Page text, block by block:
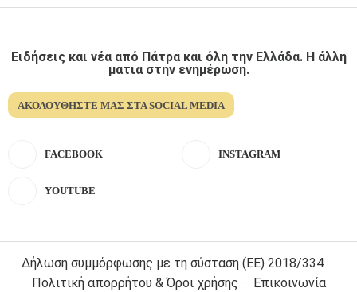
Ειδήσεις και νέα από Πάτρα και όλη την Ελλάδα. Η άλλη
ματια στην ενημέρωση.
ΑΚΟΛΟΥΘΉΣΤΕ ΜΑΣ ΣΤΑ SOCIAL MEDIA
FACEBOOK INSTAGRAM
YOUTUBE
Δήλωση συμμόρφωσης με τη σύσταση (ΕΕ) 2018/334
Πολιτική απορρήτου & Όροι χρήσης
Επικοινωνία